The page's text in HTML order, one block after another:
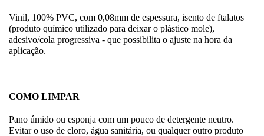
Vinil, 100% PVC, com 0,08mm de espessura, isento de ftalatos
(produto químico utilizado para deixar o plástico mole),
adesivo/cola progressiva - que possibilita o ajuste na hora da
aplicação.
COMO LIMPAR
Pano úmido ou esponja com um pouco de detergente neutro.
Evitar o uso de cloro, água sanitária, ou qualquer outro produto